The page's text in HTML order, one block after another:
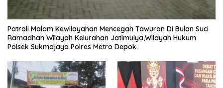
Patroli Malam Kewilayahan Mencegah Tawuran Di Bulan Suci
Ramadhan Wilayah Kelurahan Jatimulya,Wilayah Hukum
Polsek Sukmajaya Polres Metro Depok.